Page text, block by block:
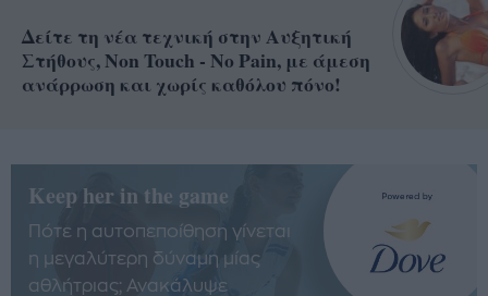
Δείτε τη νέα τεχνική στην Αυξητική
Στήθους, Non Touch - No Pain, με άμεση
ανάρρωση και χωρίς καθόλου πόνο!
Keep her in the game
Πότε η αυτοπεποίθηση γίνεται
η μεγαλύτερη δύναμη μίας
αθλήτριας; Ανακάλυψε